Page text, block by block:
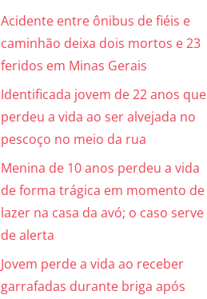
Acidente entre ônibus de fiéis e
caminhão deixa dois mortos e 23
feridos em Minas Gerais
Identificada jovem de 22 anos que
perdeu a vida ao ser alvejada no
pescoço no meio da rua
Menina de 10 anos perdeu a vida
de forma trágica em momento de
lazer na casa da avó; o caso serve
de alerta
Jovem perde a vida ao receber
garrafadas durante briga após